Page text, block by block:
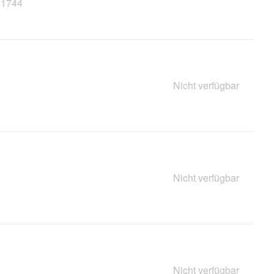
Nicht verfügbar
Nicht verfügbar
Nicht verfügbar